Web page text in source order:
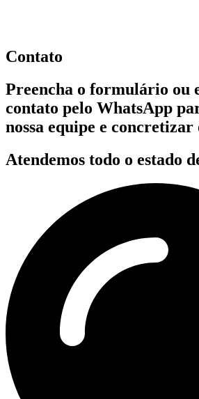
Contato
Preencha o formulário ou
contato pelo WhatsApp
nossa equipe e concretizar
Atendemos todo o estado